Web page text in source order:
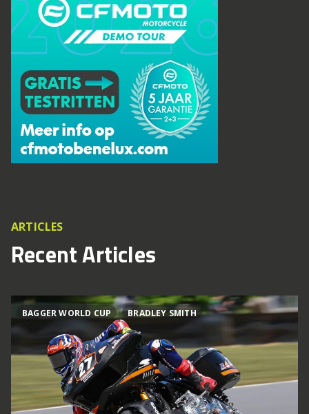
ARTICLES
Recent Articles
BAGGER WORLD CUP BRADLEY SMITH